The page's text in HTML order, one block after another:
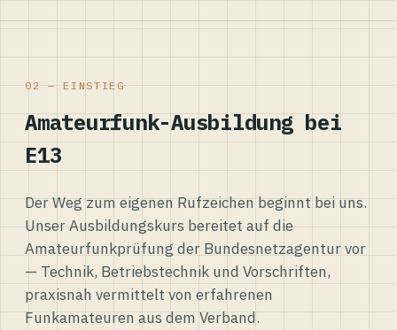
02 — EINSTIEG
Amateurfunk-Ausbildung bei
E13
Der Weg zum eigenen Rufzeichen beginnt bei uns.
Unser Ausbildungskurs bereitet auf die
Amateurfunkprüfung der Bundesnetzagentur vor
— Technik, Betriebstechnik und Vorschriften,
praxisnah vermittelt von erfahrenen
Funkamateuren aus dem Verband.